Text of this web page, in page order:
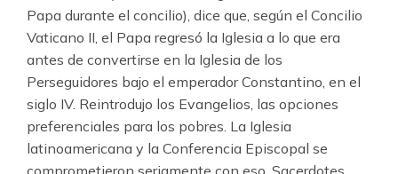
Papa durante el concilio), dice que, según el Concilio
Vaticano II, el Papa regresó la Iglesia a lo que era
antes de convertirse en la Iglesia de los
Perseguidores bajo el emperador Constantino, en el
siglo IV. Reintrodujo los Evangelios, las opciones
preferenciales para los pobres. La Iglesia
latinoamericana y la Conferencia Episcopal se
comprometieron seriamente con eso. Sacerdotes,